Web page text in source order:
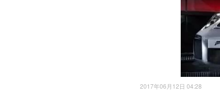
2017年06月12日 04:28